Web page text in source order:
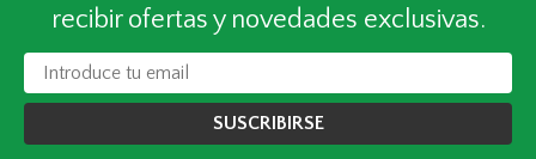
recibir ofertas y novedades exclusivas.
SUSCRIBIRSE